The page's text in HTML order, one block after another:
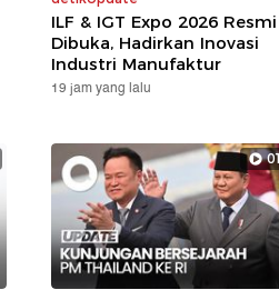
ILF & IGT Expo 2026 Resmi
Dibuka, Hadirkan Inovasi
Industri Manufaktur
19 jam yang lalu